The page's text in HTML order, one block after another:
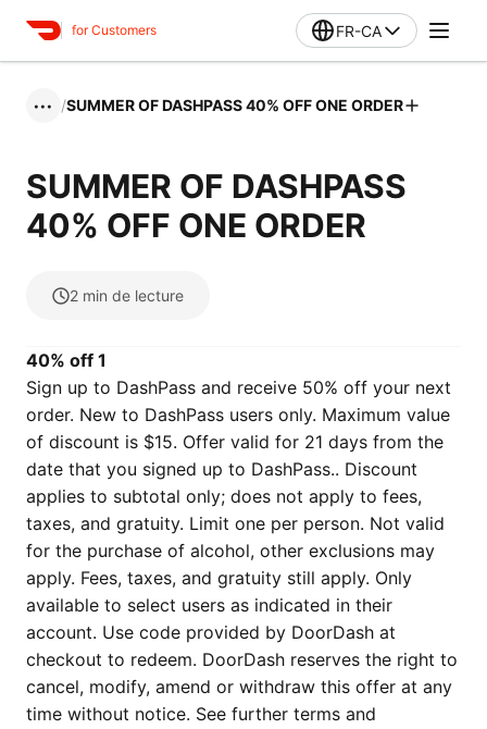
for Customers FR-CA
••• /SUMMER OF DASHPASS 40% OFF ONE ORDER
SUMMER OF DASHPASS
40% OFF ONE ORDER
2 min de lecture
40% off 1
Sign up to DashPass and receive 50% off your next
order. New to DashPass users only. Maximum value
of discount is $15. Offer valid for 21 days from the
date that you signed up to DashPass.. Discount
applies to subtotal only; does not apply to fees,
taxes, and gratuity. Limit one per person. Not valid
for the purchase of alcohol, other exclusions may
apply. Fees, taxes, and gratuity still apply. Only
available to select users as indicated in their
account. Use code provided by DoorDash at
checkout to redeem. DoorDash reserves the right to
cancel, modify, amend or withdraw this offer at any
time without notice. See further terms and